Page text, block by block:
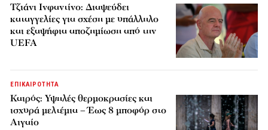
Τζιάνι Ινφαντίνο: Διαψεύδει
καταγγελίες για σχέση με υπάλληλο
και εξαψήφια αποζημίωση από την
UEFA
ΕΠΙΚΑΙΡΟΤΗΤΑ
Καιρός: Υψηλές θερμοκρασίες και
ισχυρά μελτέμια – Έως 8 μποφόρ στο
Αιγαίο